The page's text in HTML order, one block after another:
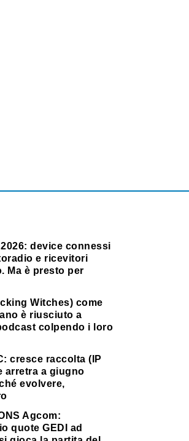
device connessi
e ricevitori
Ma è presto per
Witches) come
è riusciuto a
colpendo i loro
cresce raccolta (IP
arretra a giugno
evolvere,
Agcom:
quote GEDI ad